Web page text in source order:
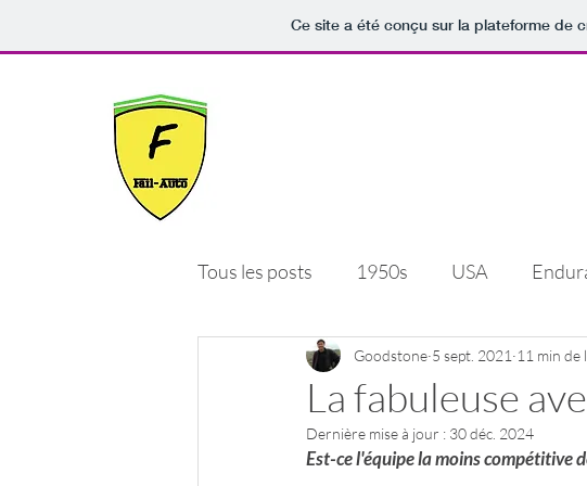
Ce site a été conçu sur la plateforme de
Tous les posts 1950s USA
rallye tchéquie 1980s
France Gde. Bretagne
La fabuleuse
Goodstone 5 sept. 2021 11 min de
Dernière mise à jour : 30 déc. 2024
Est-ce l'équipe la moins compétitive